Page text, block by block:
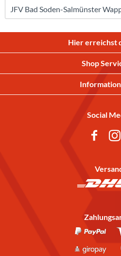
JFV Bad Soden-Salmünster
Hier erreichst
Shop
Social